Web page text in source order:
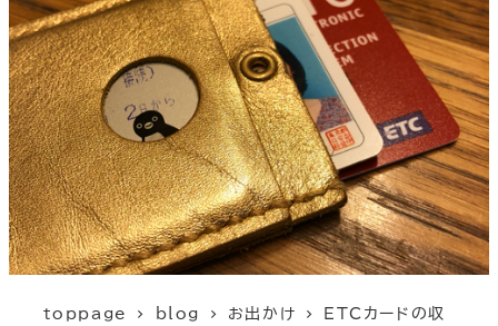
toppage blog お出かけ
ETCカードの収